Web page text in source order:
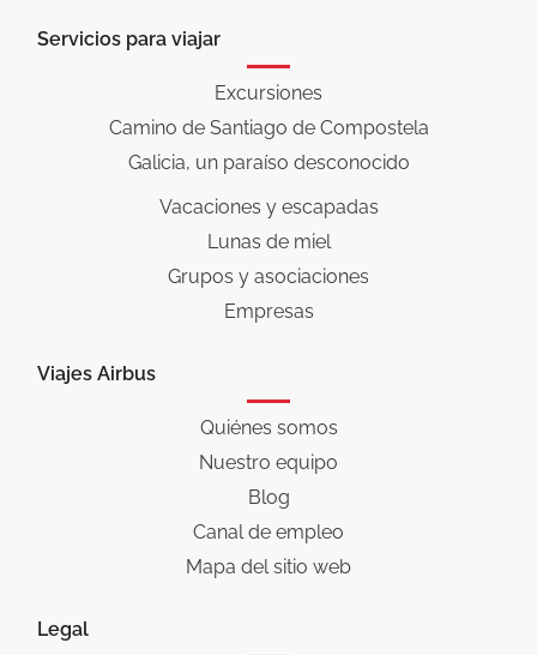
Servicios para viajar
Excursiones
Camino de Santiago de Compostela
Galicia, un paraíso desconocido
Vacaciones y escapadas
Lunas de miel
Grupos y asociaciones
Empresas
Viajes Airbus
Quiénes somos
Nuestro equipo
Blog
Canal de empleo
Mapa del sitio web
Legal